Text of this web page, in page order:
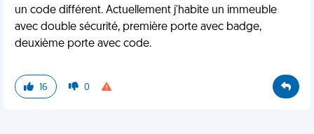
un code différent. Actuellement j'habite un immeuble
avec double sécurité, première porte avec badge,
deuxième porte avec code.
16 0